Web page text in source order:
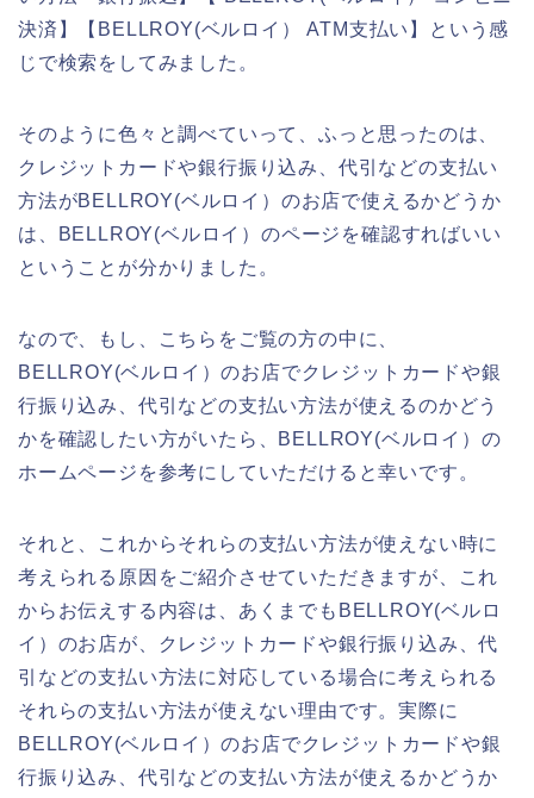
決済】【BELLROY(ベルロイ） ATM支払い】という感
じで検索をしてみました。
そのように色々と調べていって、ふっと思ったのは、
クレジットカードや銀行振り込み、代引などの支払い
方法がBELLROY(ベルロイ）のお店で使えるかどうか
は、BELLROY(ベルロイ）のページを確認すればいい
ということが分かりました。
なので、もし、こちらをご覧の方の中に、
BELLROY(ベルロイ）のお店でクレジットカードや銀
行振り込み、代引などの支払い方法が使えるのかどう
かを確認したい方がいたら、BELLROY(ベルロイ）の
ホームページを参考にしていただけると幸いです。
それと、これからそれらの支払い方法が使えない時に
考えられる原因をご紹介させていただきますが、これ
からお伝えする内容は、あくまでもBELLROY(ベルロ
イ）のお店が、クレジットカードや銀行振り込み、代
引などの支払い方法に対応している場合に考えられる
それらの支払い方法が使えない理由です。実際に
BELLROY(ベルロイ）のお店でクレジットカードや銀
行振り込み、代引などの支払い方法が使えるかどうか